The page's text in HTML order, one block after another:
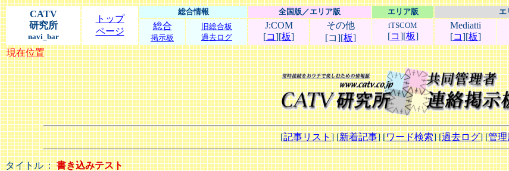
CATV
研究所
navi_bar
トップ
ページ
総合情報 全国版／エリア版 エリア版 エ
総合
掲示板
旧総合板
過去ログ
J:COM
[コ][板]
その他
[コ][板]
iTSCOM
[コ][板]
Mediatti
[コ][板]
現在位置
[記事リスト] [新着記事] [ワード検索] [過去ログ] [管理
タイトル：書き込みテスト